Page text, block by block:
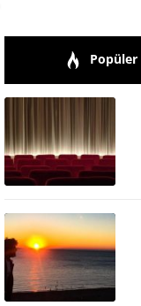
Popüler